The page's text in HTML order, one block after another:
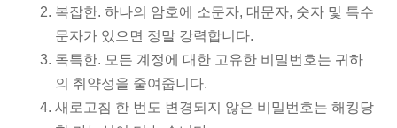
복잡한. 하나의 암호에 소문자, 대문자, 숫자 및 특수
문자가 있으면 정말 강력합니다.
독특한. 모든 계정에 대한 고유한 비밀번호는 귀하
의 취약성을 줄여줍니다.
새로고침 한 번도 변경되지 않은 비밀번호는 해킹당